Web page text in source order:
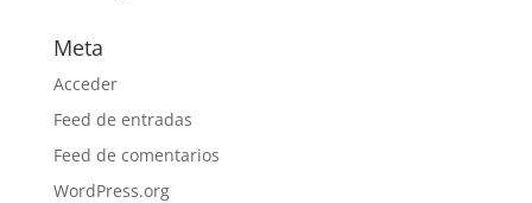
Meta
Acceder
Feed de entradas
Feed de comentarios
WordPress.org